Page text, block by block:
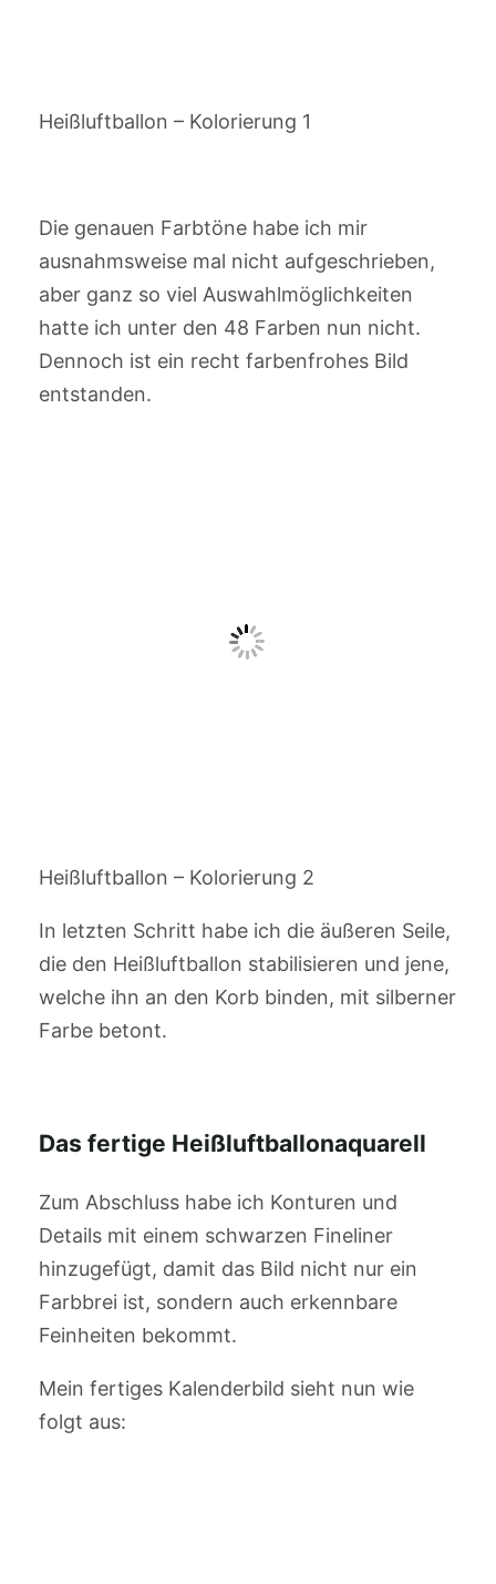
Heißluftballon – Kolorierung 1
Die genauen Farbtöne habe ich mir
ausnahmsweise mal nicht aufgeschrieben,
aber ganz so viel Auswahlmöglichkeiten
hatte ich unter den 48 Farben nun nicht.
Dennoch ist ein recht farbenfrohes Bild
entstanden.
Heißluftballon – Kolorierung 2
In letzten Schritt habe ich die äußeren Seile,
die den Heißluftballon stabilisieren und jene,
welche ihn an den Korb binden, mit silberner
Farbe betont.
Das fertige Heißluftballonaquarell
Zum Abschluss habe ich Konturen und
Details mit einem schwarzen Fineliner
hinzugefügt, damit das Bild nicht nur ein
Farbbrei ist, sondern auch erkennbare
Feinheiten bekommt.
Mein fertiges Kalenderbild sieht nun wie
folgt aus: